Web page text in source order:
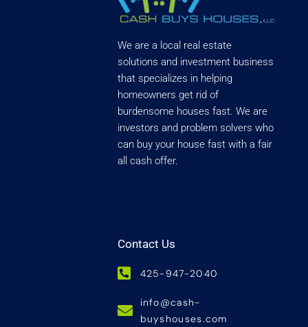
We are a local real estate
solutions and investment business
that specializes in helping
homeowners get rid of
burdensome houses fast. We are
investors and problem solvers who
can buy your house fast with a fair
all cash offer.
Contact Us
425-947-2040
info@cash-
buyshouses.com